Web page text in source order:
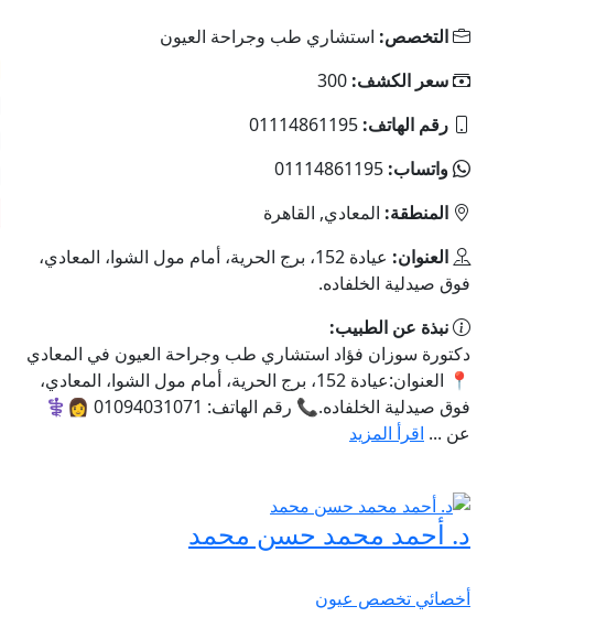
التخصص: استشاري طب وجراحة العيون
سعر الكشف: 300
رقم الهاتف: 01114861195
واتساب: 01114861195
المنطقة: المعادي, القاهرة
العنوان:
عيادة 152، برج الحرية، أمام مول الشوا، المعادي،
فوق صيدلية الخلفاده.
نبذة عن الطبيب:
دكتورة سوزان فؤاد استشاري طب وجراحة العيون في المعادي
📍 العنوان:عيادة 152، برج الحرية، أمام مول الشوا، المعادي،
فوق صيدلية الخلفاده.📞 رقم الهاتف: 01094031071 👩⚕️
عن ... اقرأ المزيد
د. أحمد محمد حسن محمد
أخصائي تخصص عيون